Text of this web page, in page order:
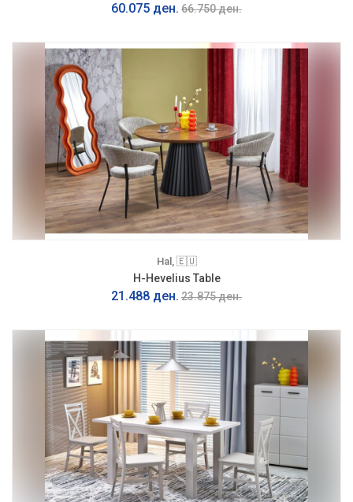
60.075 ден. 66.750 ден.
Hal, 🇪🇺
H-Hevelius Table
21.488 ден. 23.875 ден.